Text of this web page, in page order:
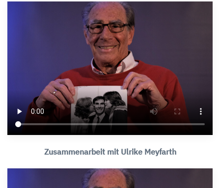
Zusammenarbeit mit Ulrike Meyfarth